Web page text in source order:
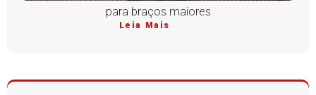
para braços maiores
Leia Mais